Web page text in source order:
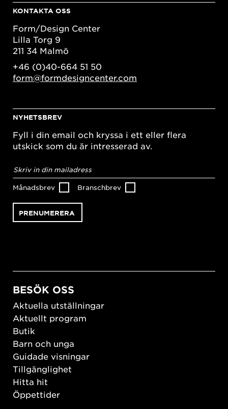
KONTAKTA OSS
Form/Design Center
Lilla Torg 9
211 34 Malmö
+46 (0)40-664 51 50
form@formdesigncenter.com
NYHETSBREV
Fyll i din email och kryssa i ett eller flera
utskick som du är intresserad av.
postadress*
Månadsbrev Branschbrev
BESÖK OSS
Aktuella utställningar
Aktuellt program
Butik
Barn och unga
Guidade visningar
Tillgänglighet
Hitta hit
Öppettider